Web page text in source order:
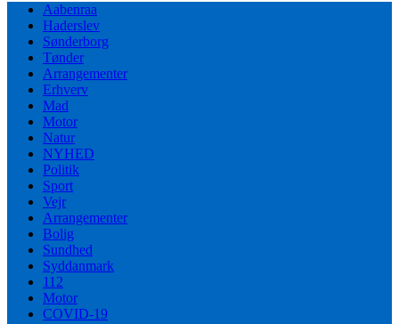
Aabenraa
Haderslev
Sønderborg
Tønder
Arrangementer
Erhverv
Mad
Motor
Natur
NYHED
Politik
Sport
Vejr
Arrangementer
Bolig
Sundhed
Syddanmark
112
Motor
COVID-19